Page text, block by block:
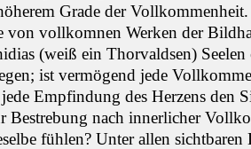
Grade der
von vollkomnen Werken der
(weiß ein Thorvaldsen)
ist vermögend jede
Empfindung des Herzens den
Bestrebung nach innerlicher
fühlen? Unter allen